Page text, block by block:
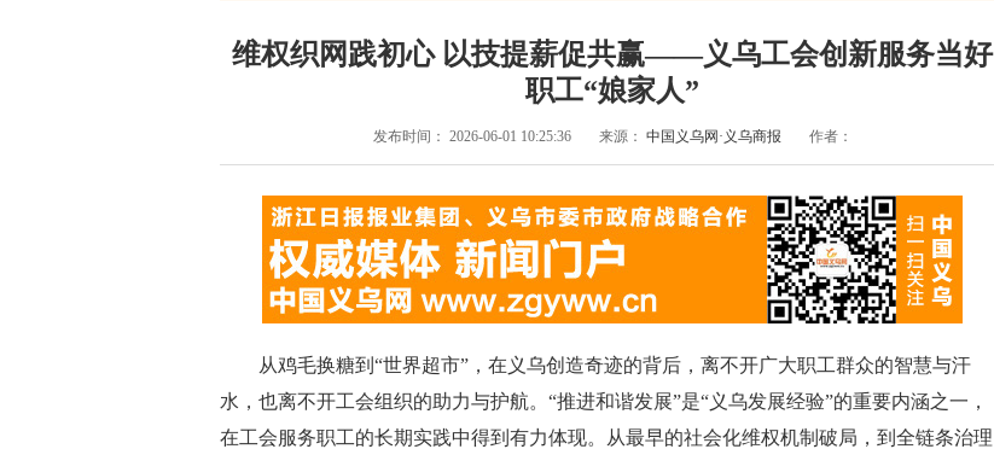
维权织网践初心 以技提薪促共赢——义乌工会创新服务当好
职工“娘家人”
发布时间： 2026-06-01 10:25:36 来源： 中国义乌网·义乌商报 作者：
从鸡毛换糖到“世界超市”，在义乌创造奇迹的背后，离不开广大职工群众的智慧与汗
水，也离不开工会组织的助力与护航。“推进和谐发展”是“义乌发展经验”的重要内涵之一，
在工会服务职工的长期实践中得到有力体现。从最早的社会化维权机制破局，到全链条治理